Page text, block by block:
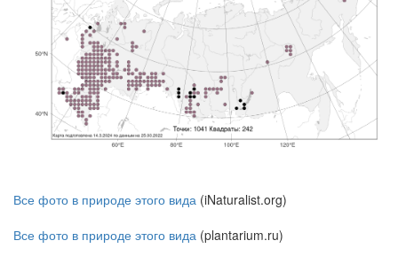
Все фото в природе этого вида (iNaturalist.org)
Все фото в природе этого вида (plantarium.ru)